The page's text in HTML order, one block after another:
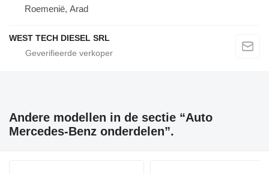
Roemenië, Arad
WEST TECH DIESEL SRL
Andere modellen in de sectie “Auto
Mercedes-Benz onderdelen”.